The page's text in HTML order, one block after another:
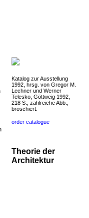
Katalog zur Ausstellung
1992, hrsg. von Gregor M.
Lechner und Werner
Telesko, Göttweig 1992,
218 S., zahlreiche Abb.,
broschiert.
order catalogue
Theorie der
Architektur